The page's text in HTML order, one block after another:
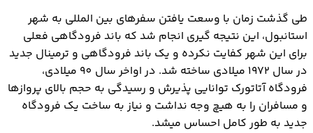
طی گذشت زمان با وسعت یافتن سفرهای بین المللی به شهر
استانبول، این نتیجه گیری انجام شد که باند فرودگاهی فعلی
برای این شهر کفایت نکرده و یک باند فرودگاهی و ترمینال جدید
در سال 1972 میلادی ساخته شد. در اواخر سال 90 میلادی،
فرودگاه آتاتورک توانایی پذیرش و رسیدگی به حجم بالای پروازها
و مسافران را به هیچ وجه نداشت و نیاز به ساخت یک فرودگاه
جدید به طور کامل احساس میشد.